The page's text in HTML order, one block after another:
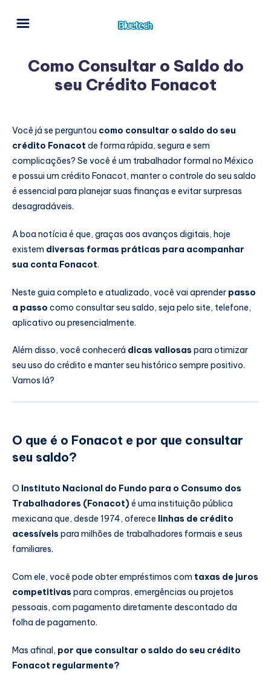
Como Consultar o Saldo do
seu Crédito Fonacot
Você já se perguntou como consultar o saldo do seu
crédito Fonacot de forma rápida, segura e sem
complicações? Se você é um trabalhador formal no México
e possui um crédito Fonacot, manter o controle do seu saldo
é essencial para planejar suas finanças e evitar surpresas
desagradáveis.
A boa notícia é que, graças aos avanços digitais, hoje
existem diversas formas práticas para acompanhar
sua conta Fonacot.
Neste guia completo e atualizado, você vai aprender passo
a passo como consultar seu saldo, seja pelo site, telefone,
aplicativo ou presencialmente.
Além disso, você conhecerá dicas valiosas para otimizar
seu uso do crédito e manter seu histórico sempre positivo.
Vamos lá?
O que é o Fonacot e por que consultar
seu saldo?
O Instituto Nacional do Fundo para o Consumo dos
Trabalhadores (Fonacot)é uma instituição pública
mexicana que, desde 1974, oferece linhas de crédito
acessíveis para milhões de trabalhadores formais e seus
familiares.
Com ele, você pode obter empréstimos com taxas de juros
competitivas para compras, emergências ou projetos
pessoais, com pagamento diretamente descontado da
folha de pagamento.
Mas afinal, por que consultar o saldo do seu crédito
Fonacot regularmente?